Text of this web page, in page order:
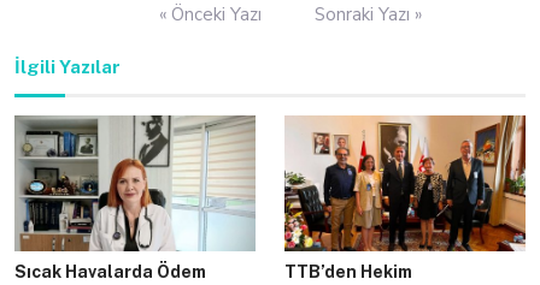
« Önceki Yazı Sonraki Yazı »
İlgili Yazılar
Sıcak Havalarda Ödem
TTB’den Hekim